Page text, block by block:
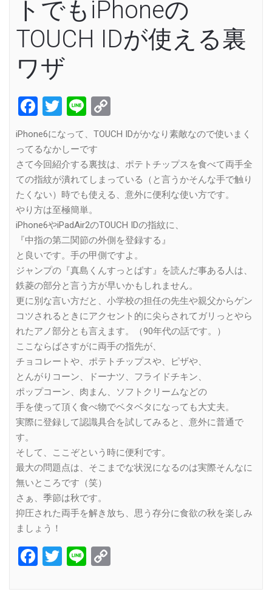
トでもiPhoneの
TOUCH IDが使える裏
ワザ
Facebook
Twitter
Line
Link
iPhone6になって、TOUCH IDがかなり素敵なので使いまく
ってるなかしーです
さて今回紹介する裏技は、ポテトチップスを食べて両手全
ての指紋が潰れてしまっている（と言うかそんな手で触り
たくない）時でも使える、意外に便利な使い方です。
やり方は至極簡単。
iPhone6やiPadAir2のTOUCH IDの指紋に、
『中指の第二関節の外側を登録する』
と良いです。手の甲側ですよ。
ジャンプの『真島くんすっとばす』を読んだ事ある人は、
鉄菱の部分と言う方が早いかもしれません。
更に別な言い方だと、小学校の担任の先生や親父からゲン
コツされるときにアクセント的に尖らされてガリっとやら
れたアノ部分とも言えます。（90年代の話です。）
ここならばさすがに両手の指先が、
チョコレートや、ポテトチップスや、ピザや、
とんがりコーン、ドーナツ、フライドチキン、
ポップコーン、肉まん、ソフトクリームなどの
手を使って頂く食べ物でベタベタになっても大丈夫。
実際に登録して認識具合を試してみると、意外に普通で
す。
そして、ここぞという時に便利です。
最大の問題点は、そこまでな状況になるのは実際そんなに
無いところです（笑）
さぁ、季節は秋です。
抑圧された両手を解き放ち、思う存分に食欲の秋を楽しみ
ましょう！
Facebook
Twitter
Line